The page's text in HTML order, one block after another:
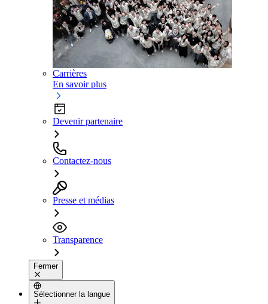
Carrières
En savoir plus
Devenir partenaire
Contactez-nous
Presse et médias
Transparence
Fermer
Sélectionner la langue